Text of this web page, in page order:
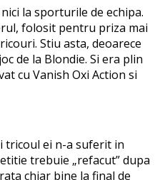
la sporturile de echipa.
folosit pentru priza mai
Stiu asta, deoarece
de la Blondie. Si era plin
cu Vanish Oxi Action si
tricoul ei n-a suferit in
trebuie „refacut” dupa
chiar bine la final de